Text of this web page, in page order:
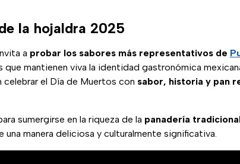
la hojaldra 2025
a probar los sabores más representativos de
que mantienen viva la identidad gastronómica
celebrar el Día de Muertos con sabor, historia y pan
sumergirse en la riqueza de la panadería
una manera deliciosa y culturalmente significativa.